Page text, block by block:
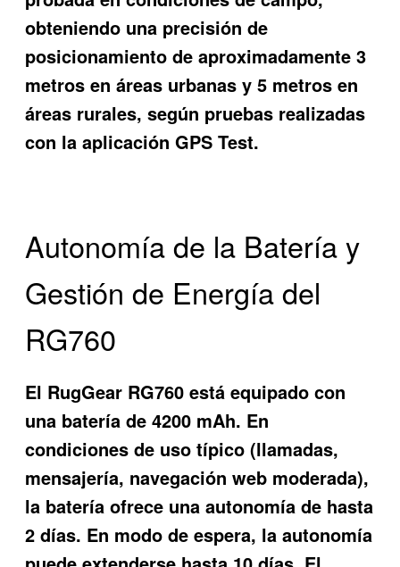
obteniendo una precisión de
posicionamiento de aproximadamente 3
metros en áreas urbanas y 5 metros en
áreas rurales, según pruebas realizadas
con la aplicación GPS Test.
Autonomía de la Batería y
Gestión de Energía del
RG760
El RugGear RG760 está equipado con
una batería de 4200 mAh. En
condiciones de uso típico (llamadas,
mensajería, navegación web moderada),
la batería ofrece una autonomía de hasta
2 días. En modo de espera, la autonomía